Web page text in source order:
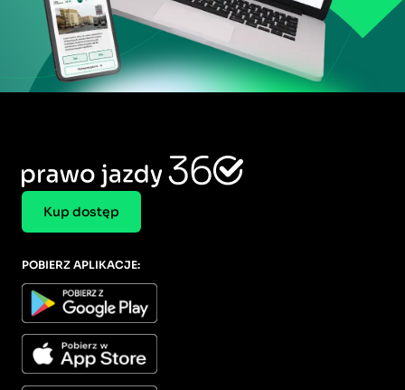
Kup dostęp
POBIERZ APLIKACJE: